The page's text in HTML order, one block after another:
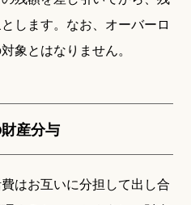
します。なお、オーバーロ
象とはなりません。
産分与
はお互いに分担して出し合